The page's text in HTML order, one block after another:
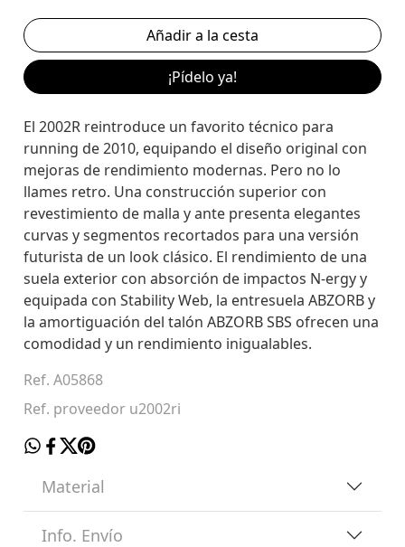
¡Pídelo ya!
El 2002R reintroduce un favorito técnico para
running de 2010, equipando el diseño original con
mejoras de rendimiento modernas. Pero no lo
llames retro. Una construcción superior con
revestimiento de malla y ante presenta elegantes
curvas y segmentos recortados para una versión
futurista de un look clásico. El rendimiento de una
suela exterior con absorción de impactos N-ergy y
equipada con Stability Web, la entresuela ABZORB y
la amortiguación del talón ABZORB SBS ofrecen una
comodidad y un rendimiento inigualables.
Ref. A05868
Ref. proveedor u2002ri
Material
Info. Envío